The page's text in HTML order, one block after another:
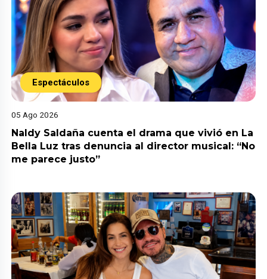
Espectáculos
05 Ago 2026
Naldy Saldaña cuenta el drama que vivió en La
Bella Luz tras denuncia al director musical: “No
me parece justo”